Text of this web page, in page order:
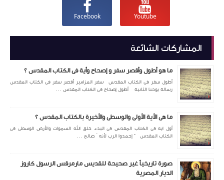
Youtube
Facebook
المشاركات الشائعة
ما هو أطول وأقصر سفر و إصحاح وأية فى الكتاب المقدس ؟
أطول سفر فى الكتاب المقدس سفر المزامير أقصر سفر فى الكتاب المقدس
رسالة يوحنا الثانية أطول إصحاح فى الكتاب المقدس ...
ما هى الأية الأولى والوسطى والأخيرة بالكتاب المقدس ؟
أول ايه فى الكتاب المقدس فى البدء خلق الله السموات والأرض الوسطى فى
الكتاب المقدس " إحمدوا الرب لأنه ُ صالح ...
صورة تاريخياً غير صحيحة للقديس مارمرقس الرسول كاروز
الديار المصرية